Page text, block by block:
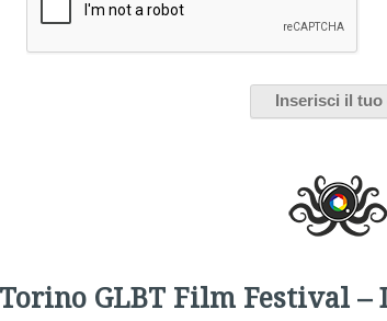
Torino GLBT Film Festival